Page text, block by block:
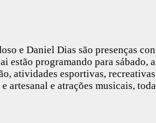
e Daniel Dias são presenças
estão programando para
atividades esportivas,
artesanal e atrações musicais,